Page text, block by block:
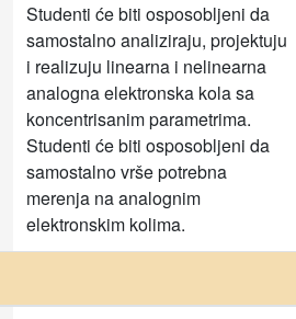
Studenti će biti osposobljeni da
samostalno analiziraju, projektuju
i realizuju linearna i nelinearna
analogna elektronska kola sa
koncentrisanim parametrima.
Studenti će biti osposobljeni da
samostalno vrše potrebna
merenja na analognim
elektronskim kolima.